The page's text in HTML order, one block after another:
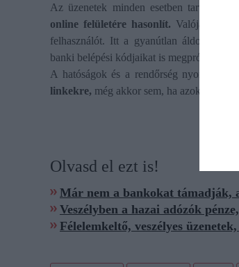
Az üzenetek minden esetben
online felületére hasonlít. Valójában
felhasználót. Itt a gyanútlan áldozatoktól
banki belépési kódjaikat is megpróbálják
A hatóságok és a rendőrség
linkekre, még akkor sem, ha azok
Olvasd el ezt is!
Már nem a bankokat támadják,
Veszélyben a hazai adózók
Félelemkeltő, veszélyes